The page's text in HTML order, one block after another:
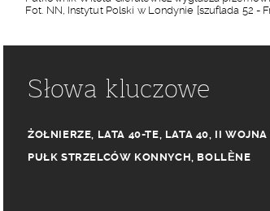
Fot. NN, Instytut Polski w Londynie [szuflada 52 -
Słowa kluczowe
ŻOŁNIERZE, LATA 40-TE, LATA 40, II WOJNA
PUŁK STRZELCÓW KONNYCH, BOLLÈNE